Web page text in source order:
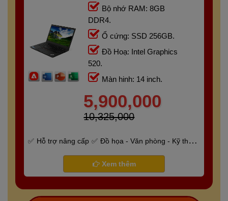
Bộ nhớ RAM: 8GB
DDR4.
Ổ cứng: SSD 256GB.
Đồ Hoạ: Intel Graphics
520.
Màn hinh: 14 inch.
5,900,000
10,325,000
Hỗ trợ nâng cấp
Đồ họa - Văn phòng - Kỹ thuật
Bảo hành 6 tháng
Xem thêm